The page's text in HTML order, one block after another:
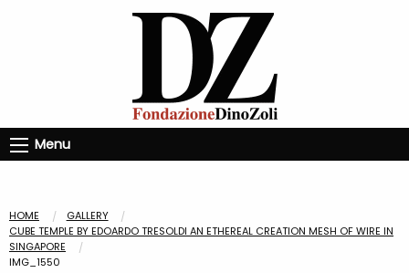
Menu
HOME
GALLERY
CUBE TEMPLE BY EDOARDO TRESOLDI AN ETHEREAL CREATION MESH OF WIRE IN
SINGAPORE
IMG_1550